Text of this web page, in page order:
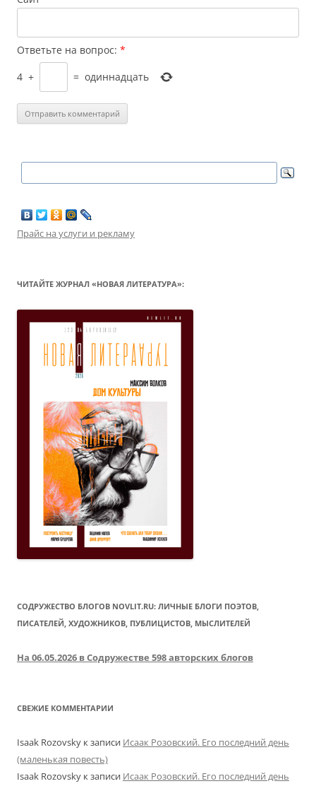
Ответьте на вопрос: *
4 + = одиннадцать
Прайс на услуги и рекламу
ЧИТАЙТЕ ЖУРНАЛ «НОВАЯ ЛИТЕРАТУРА»:
СОДРУЖЕСТВО БЛОГОВ NOVLIT.RU: ЛИЧНЫЕ БЛОГИ ПОЭТОВ,
ПИСАТЕЛЕЙ, ХУДОЖНИКОВ, ПУБЛИЦИСТОВ, МЫСЛИТЕЛЕЙ
На 06.05.2026 в Содружестве 598 авторских блогов
СВЕЖИЕ КОММЕНТАРИИ
Isaak Rozovsky к записи Исаак Розовский. Его последний день
(маленькая повесть)
Isaak Rozovsky к записи Исаак Розовский. Его последний день